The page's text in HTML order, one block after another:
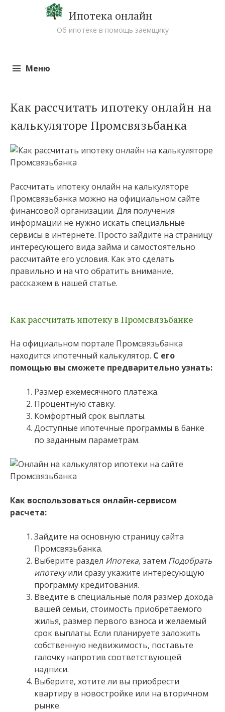
Ипотека онлайн
Об ипотеке в помощь заемщику
Меню
Как рассчитать ипотеку онлайн на
калькуляторе Промсвязьбанка
Рассчитать ипотеку онлайн на калькуляторе
Промсвязьбанка можно на официальном сайте
финансовой организации. Для получения
информации не нужно искать специальные
сервисы в интернете. Просто зайдите на страницу
интересующего вида займа и самостоятельно
рассчитайте его условия. Как это сделать
правильно и на что обратить внимание,
расскажем в нашей статье.
Как рассчитать ипотеку в Промсвязьбанке
На официальном портале Промсвязьбанка
находится ипотечный калькулятор. С его
помощью вы сможете предварительно узнать:
Размер ежемесячного платежа.
Процентную ставку.
Комфортный срок выплаты.
Доступные ипотечные программы в банке
по заданным параметрам.
Как воспользоваться онлайн-сервисом
расчета:
Зайдите на основную страницу сайта
Промсвязьбанка.
Выберите раздел Ипотека,затем Подобрать
ипотекуили сразу укажите интересующую
программу кредитования.
Введите в специальные поля размер дохода
вашей семьи, стоимость приобретаемого
жилья, размер первого взноса и желаемый
срок выплаты. Если планируете заложить
собственную недвижимость, поставьте
галочку напротив соответствующей
надписи.
Выберите, хотите ли вы приобрести
квартиру в новостройке или на вторичном
рынке.